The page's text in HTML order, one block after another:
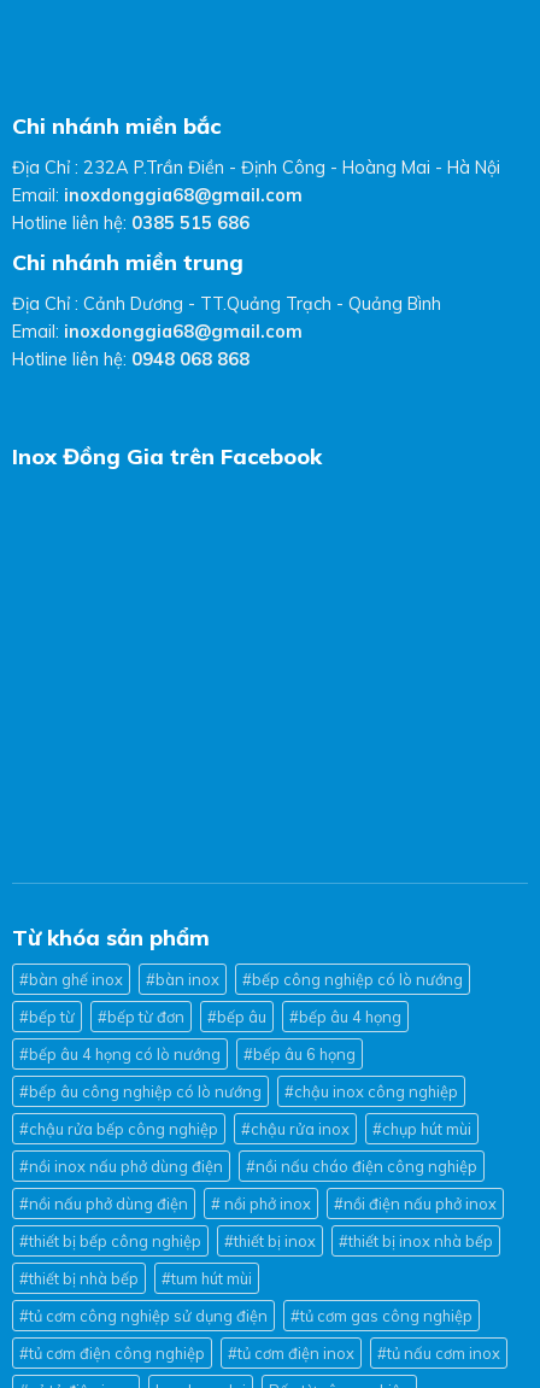
Chi nhánh miền bắc
Địa Chỉ : 232A P.Trần Điền - Định Công - Hoàng Mai - Hà Nội
Email: inoxdonggia68@gmail.com
Hotline liên hệ: 0385 515 686
Chi nhánh miền trung
Địa Chỉ : Cảnh Dương - TT.Quảng Trạch - Quảng Bình
Email: inoxdonggia68@gmail.com
Hotline liên hệ: 0948 068 868
Inox Đồng Gia trên Facebook
Từ khóa sản phẩm
#bàn ghế inox #bàn inox
#bếp công nghiệp có lò nướng
#bếp từ
#bếp từ đơn #bếp âu
#bếp âu 4 họng
#bếp âu 4 họng có lò nướng
#bếp âu 6 họng
#bếp âu công nghiệp có lò nướng
#chậu inox công nghiệp
#chậu rửa bếp công nghiệp
#chậu rửa inox
#chụp hút mùi
#nồi inox nấu phở dùng điện
#nồi nấu cháo điện công nghiệp
#nồi nấu phở dùng điện
# nồi phở inox
#nồi điện nấu phở inox
#thiết bị bếp công nghiệp
#thiết bị inox
#thiết bị inox nhà bếp
#thiết bị nhà bếp
#tum hút mùi
#tủ cơm công nghiệp sử dụng điện
#tủ cơm gas công nghiệp
#tủ cơm điện công nghiệp
#tủ cơm điện inox
#tủ nấu cơm inox